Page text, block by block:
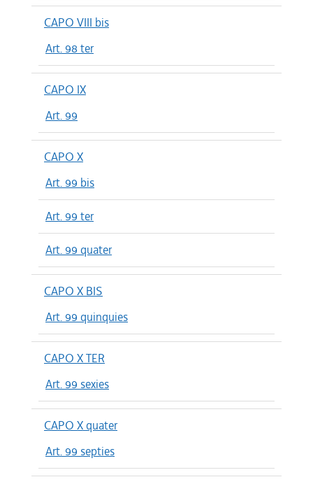
CAPO VIII bis
Art. 98 ter
CAPO IX
Art. 99
CAPO X
Art. 99 bis
Art. 99 ter
Art. 99 quater
CAPO X BIS
Art. 99 quinquies
CAPO X TER
Art. 99 sexies
CAPO X quater
Art. 99 septies